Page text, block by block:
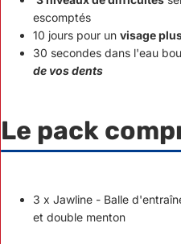
escomptés
10 jours pour un visage
30 secondes dans l'eau
de vos dents
Le pack
3 x Jawline - Balle
et double menton